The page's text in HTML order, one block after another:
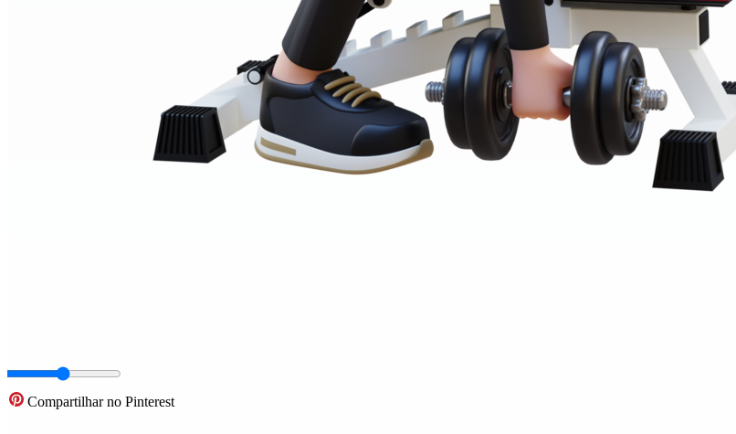
Compartilhar no Pinterest